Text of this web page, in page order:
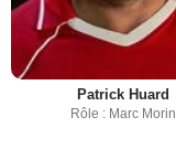
Patrick Huard
Rôle : Marc Morin